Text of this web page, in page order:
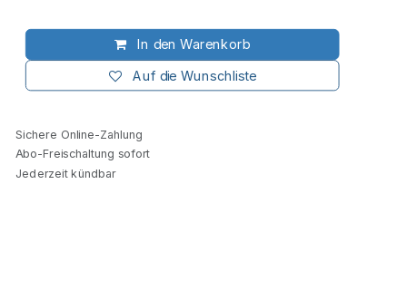
In den Warenkorb
Auf die Wunschliste
Sichere Online-Zahlung
Abo-Freischaltung sofort
Jederzeit kündbar